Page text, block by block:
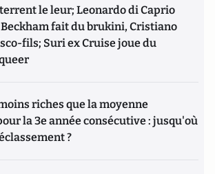
le leur; Leonardo di Caprio
fait du brukini, Cristiano
fils; Suri ex Cruise joue du
riches que la moyenne
la 3e année consécutive : jusqu'où
?